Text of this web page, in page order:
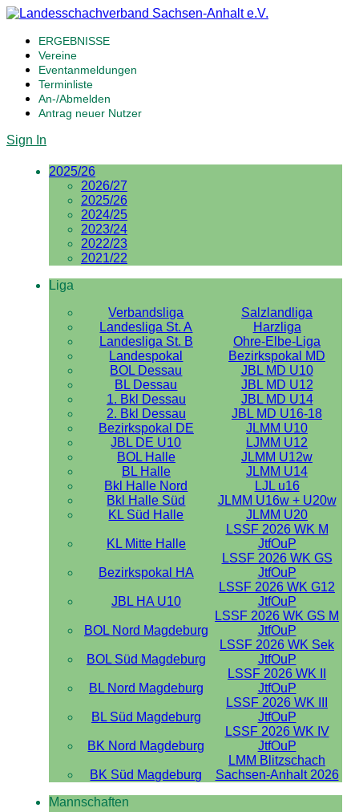
ERGEBNISSE
Vereine
Eventanmeldungen
Terminliste
An-/Abmelden
Antrag neuer Nutzer
Sign In
2025/26
2026/27
2025/26
2024/25
2023/24
2022/23
2021/22
Liga
Verbandsliga
Salzlandliga
Landesliga St. A
Harzliga
Landesliga St. B
Ohre-Elbe-Liga
Landespokal
Bezirkspokal MD
BOL Dessau
JBL MD U10
BL Dessau
JBL MD U12
1. Bkl Dessau
JBL MD U14
2. Bkl Dessau
JBL MD U16-18
Bezirkspokal DE
JLMM U10
JBL DE U10
LJMM U12
BOL Halle
JLMM U12w
BL Halle
JLMM U14
Bkl Halle Nord
LJL u16
Bkl Halle Süd
JLMM U16w + U20w
KL Süd Halle
JLMM U20
KL Mitte Halle
LSSF 2026 WK M
JtfOuP
Bezirkspokal HA
LSSF 2026 WK GS
JtfOuP
JBL HA U10
LSSF 2026 WK G12
JtfOuP
BOL Nord Magdeburg
LSSF 2026 WK GS M
JtfOuP
BOL Süd Magdeburg
LSSF 2026 WK Sek
JtfOuP
BL Nord Magdeburg
LSSF 2026 WK II
JtfOuP
BL Süd Magdeburg
LSSF 2026 WK III
JtfOuP
BK Nord Magdeburg
LSSF 2026 WK IV
JtfOuP
BK Süd Magdeburg
LMM Blitzschach
Sachsen-Anhalt 2026
Mannschaften